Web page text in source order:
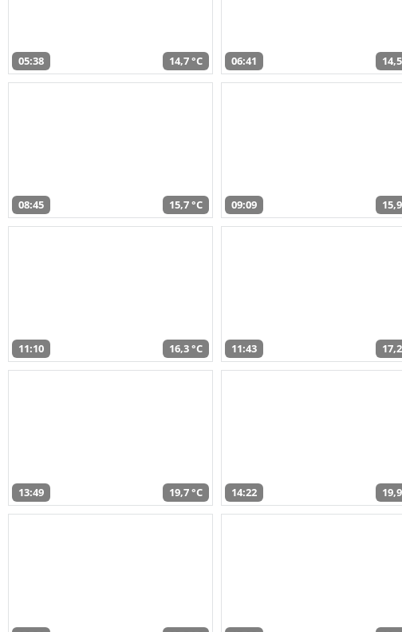
05:38 14,7 °C 06:41
08:45 15,7 °C 09:09
11:10 16,3 °C 11:43
13:49 19,7 °C 14:22